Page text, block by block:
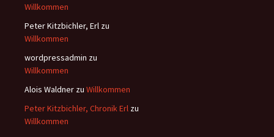
Willkommen
Peter Kitzbichler, Erl zu
Willkommen
wordpressadmin zu
Willkommen
Alois Waldner zu Willkommen
Peter Kitzbichler, Chronik Erl zu
Willkommen